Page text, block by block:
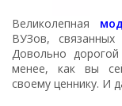
Великолепная
ВУЗов,
Довольно
менее, как вы
своему ценнику. И